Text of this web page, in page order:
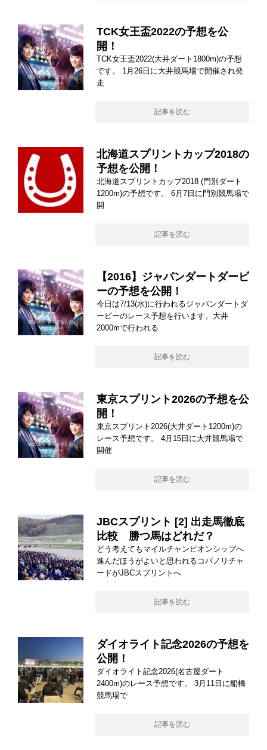
TCK女王盃2022の予想を公
開！
TCK女王盃2022(大井ダート1800m)の予想
です。 1月26日に大井競馬場で開催され発
走
記事を読む
北海道スプリントカップ2018の
予想を公開！
北海道スプリントカップ2018 (門別ダート
1200m)の予想です。 6月7日に門別競馬場で
開
記事を読む
【2016】ジャパンダートダービ
ーの予想を公開！
今日は7/13(水)に行われるジャパンダートダ
ービーのレース予想を行います。大井
2000mで行われる
記事を読む
東京スプリント2026の予想を公
開！
東京スプリント2026(大井ダート1200m)の
レース予想です。 4月15日に大井競馬場で
開催
記事を読む
JBCスプリント [2] 出走馬徹底
比較 勝つ馬はどれだ？
どう考えてもマイルチャンピオンシップへ
進んだほうがよいと思われるコパノリチャ
ードがJBCスプリントへ
記事を読む
ダイオライト記念2026の予想を
公開！
ダイオライト記念2026(名古屋ダート
2400m)のレース予想です。 3月11日に船橋
競馬場で
記事を読む